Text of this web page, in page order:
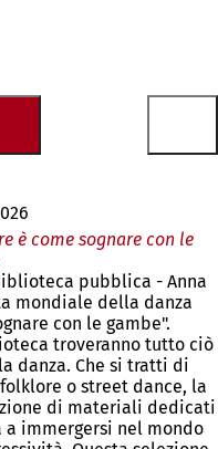
è come sognare con le
pubblica - Anna
mondiale della danza
con le gambe".
troveranno tutto ciò
danza. Che si tratti di
o street dance, la
di materiali dedicati
immergersi nel mondo